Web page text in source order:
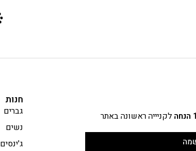
לקניייה ראשונה באתר
חנות
גברים
נשים
ג'ינסים